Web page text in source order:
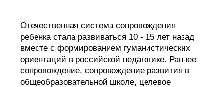
Отечественная система сопровождения
ребенка стала развиваться 10 - 15 лет назад
вместе с формированием гуманистических
ориентаций в российской педагогике. Раннее
сопровождение, сопровождение развития в
общеобразовательной школе, целевое